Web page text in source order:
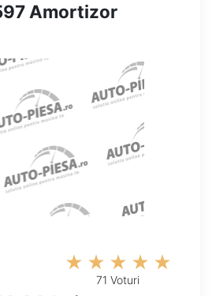
Amortizor
71 Voturi